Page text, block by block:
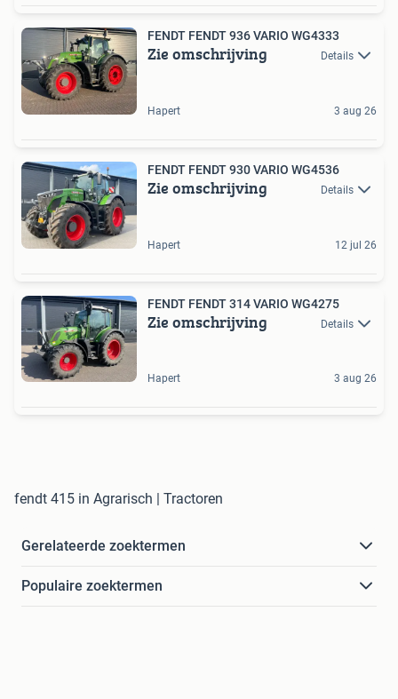
FENDT FENDT 936 VARIO WG4333
Zie omschrijving Details
Hapert 3 aug 26
FENDT FENDT 930 VARIO WG4536
Zie omschrijving Details
Hapert 12 jul 26
FENDT FENDT 314 VARIO WG4275
Zie omschrijving Details
Hapert 3 aug 26
fendt 415 in Agrarisch | Tractoren
Gerelateerde zoektermen
Populaire zoektermen